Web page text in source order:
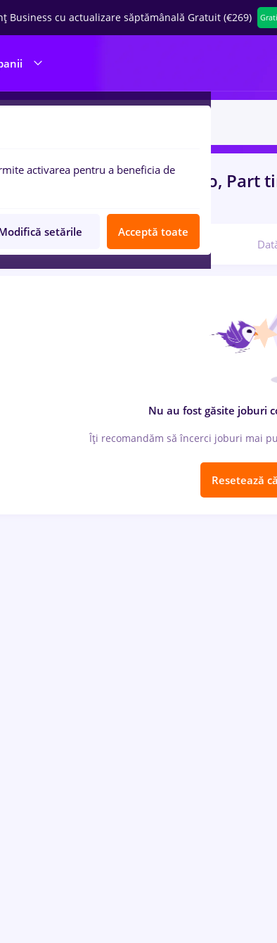
Business cu actualizare săptămânală Gratuit (€269)
de muncacu salarii jumbo, Part
Relevanță
Nu au fost găsite joburi
Îți recomandăm să încerci joburi mai
Resetează
activarea pentru a beneficia de
setările Acceptă toate